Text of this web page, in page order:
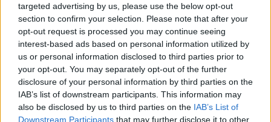
targeted advertising by us, please use the below opt-out
section to confirm your selection. Please note that after your
opt-out request is processed you may continue seeing
interest-based ads based on personal information utilized by
us or personal information disclosed to third parties prior to
your opt-out. You may separately opt-out of the further
disclosure of your personal information by third parties on the
IAB’s list of downstream participants. This information may
also be disclosed by us to third parties on the IAB’s List of
Downstream Participants that may further disclose it to other
Geburtstags ausgewählte Berg Destinationen Europas in
Schauplätze von Guess Heritage und Lifestyle. Vor dem
Nobel-Wintersportort im Berner Oberland zog es das für
seine Jeans bekannte Label nach Zermatt, Bormio,
Courchevel und Glacier300.
„Die Fashion Show 2026 verkörpert die Essenz von